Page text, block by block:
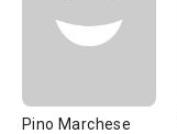
Pino Marchese